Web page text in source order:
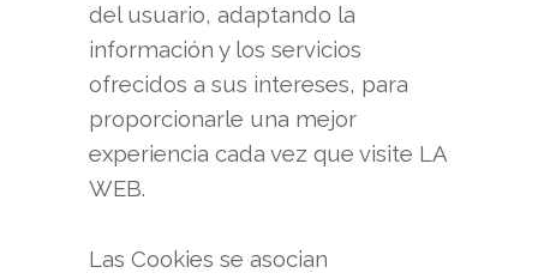
del usuario, adaptando la
información y los servicios
ofrecidos a sus intereses, para
proporcionarle una mejor
experiencia cada vez que visite LA
WEB.
Las Cookies se asocian